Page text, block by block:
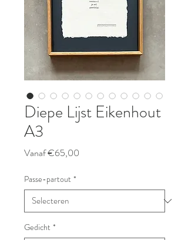
Diepe Lijst Eikenhout
A3
Vanaf€65,00
Passe-partout *
Gedicht *